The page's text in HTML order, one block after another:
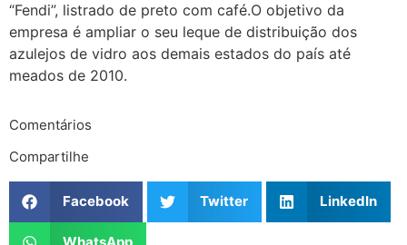
“Fendi”, listrado de preto com café.O objetivo da
empresa é ampliar o seu leque de distribuição dos
azulejos de vidro aos demais estados do país até
meados de 2010.
Comentários
Compartilhe
Facebook Twitter LinkedIn